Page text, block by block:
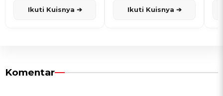
Ikuti Kuisnya ➔ Ikuti Kuisnya ➔
Komentar